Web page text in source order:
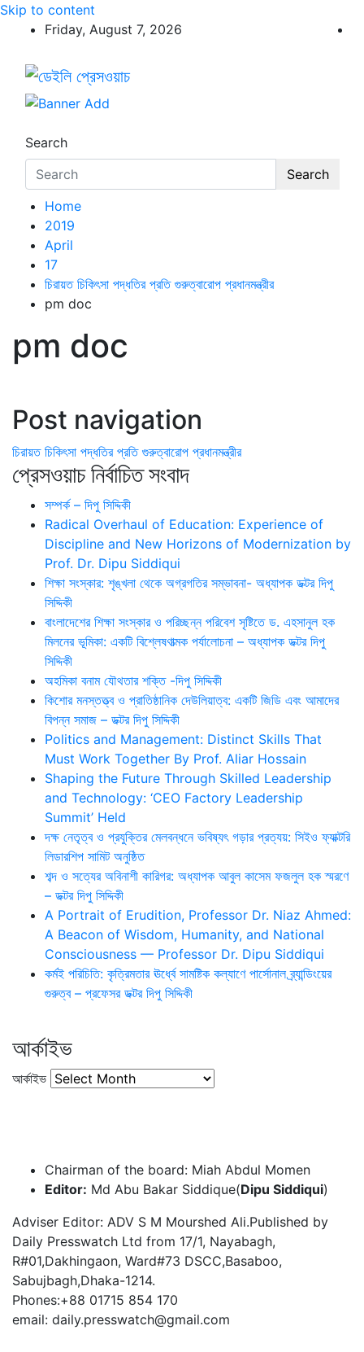
Skip to content
Friday, August 7, 2026
ডেইলি প্রেসওয়াচ
ডেইলি প্রেসওয়াচ মুক্তিযুদ্ধের চেতনায় উদ্বুদ্ধ মুখপত্র
Search
Search
Home
2019
April
17
চিরায়ত চিকিৎসা পদ্ধতির প্রতি গুরুত্বারোপ প্রধানমন্ত্রীর
pm doc
pm doc
Post navigation
চিরায়ত চিকিৎসা পদ্ধতির প্রতি গুরুত্বারোপ প্রধানমন্ত্রীর
প্রেসওয়াচ নির্বাচিত সংবাদ
সম্পর্ক – দিপু সিদ্দিকী
Radical Overhaul of Education: Experience of
Discipline and New Horizons of Modernization by
Prof. Dr. Dipu Siddiqui
শিক্ষা সংস্কার: শৃঙ্খলা থেকে অগ্রগতির সম্ভাবনা- অধ্যাপক ডক্টর দিপু
সিদ্দিকী
বাংলাদেশের শিক্ষা সংস্কার ও পরিচ্ছন্ন পরিবেশ সৃষ্টিতে ড. এহসানুল হক
মিলনের ভূমিকা: একটি বিশ্লেষণাত্মক পর্যালোচনা – অধ্যাপক ডক্টর দিপু
সিদ্দিকী
অহমিকা বনাম যৌথতার শক্তি -দিপু সিদ্দিকী
কিশোর মনস্তত্ত্ব ও প্রাতিষ্ঠানিক দেউলিয়াত্ব: একটি জিডি এবং আমাদের
বিপন্ন সমাজ – ডক্টর দিপু সিদ্দিকী
Politics and Management: Distinct Skills That
Must Work Together By Prof. Aliar Hossain
Shaping the Future Through Skilled Leadership
and Technology: ‘CEO Factory Leadership
Summit’ Held
দক্ষ নেতৃত্ব ও প্রযুক্তির মেলবন্ধনে ভবিষ্যৎ গড়ার প্রত্যয়: সিইও ফ্যাক্টরি
লিডারশিপ সামিট অনুষ্ঠিত
শব্দ ও সত্যের অবিনাশী কারিগর: অধ্যাপক আবুল কাসেম ফজলুল হক স্মরণে
– ডক্টর দিপু সিদ্দিকী
A Portrait of Erudition, Professor Dr. Niaz Ahmed:
A Beacon of Wisdom, Humanity, and National
Consciousness — Professor Dr. Dipu Siddiqui
কর্মই পরিচিতি: কৃত্রিমতার ঊর্ধ্বে সামষ্টিক কল্যাণে পার্সোনাল ব্র্যান্ডিংয়ের
গুরুত্ব – প্রফেসর ডক্টর দিপু সিদ্দিকী
আর্কাইভ
আর্কাইভ
Chairman of the board: Miah Abdul Momen
Editor: Md Abu Bakar Siddique(Dipu Siddiqui)
Adviser Editor: ADV S M Mourshed Ali.Published by
Daily Presswatch Ltd from 17/1, Nayabagh,
R#01,Dakhingaon, Ward#73 DSCC,Basaboo,
Sabujbagh,Dhaka-1214.
Phones:+88 01715 854 170
email: daily.presswatch@gmail.com